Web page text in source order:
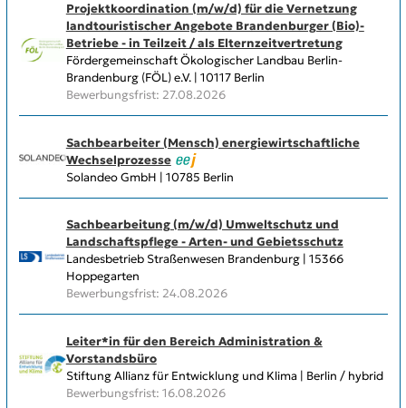
Projektkoordination (m/w/d) für die Vernetzung
landtouristischer Angebote Brandenburger (Bio)-
Betriebe - in Teilzeit / als Elternzeitvertretung
Fördergemeinschaft Ökologischer Landbau Berlin-
Brandenburg (FÖL) e.V. | 10117 Berlin
Bewerbungsfrist: 27.08.2026
Sachbearbeiter (Mensch) energiewirtschaftliche
Wechselprozesse
Solandeo GmbH | 10785 Berlin
Sachbearbeitung (m/w/d) Umweltschutz und
Landschaftspflege - Arten- und Gebietsschutz
Landesbetrieb Straßenwesen Brandenburg | 15366
Hoppegarten
Bewerbungsfrist: 24.08.2026
Leiter*in für den Bereich Administration &
Vorstandsbüro
Stiftung Allianz für Entwicklung und Klima | Berlin / hybrid
Bewerbungsfrist: 16.08.2026